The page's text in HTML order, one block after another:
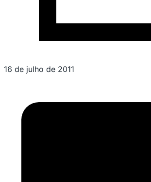
16 de julho de 2011